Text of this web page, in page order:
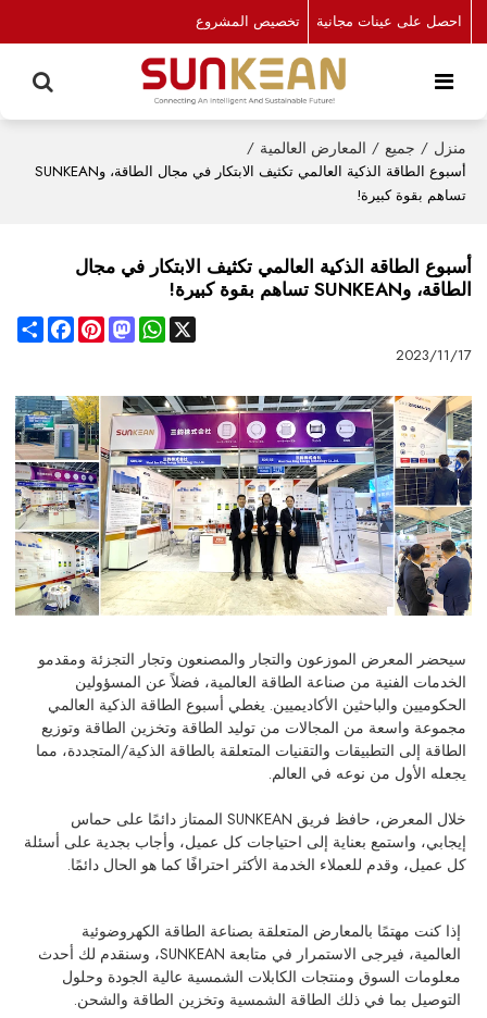
احصل على عينات مجانية تخصيص المشروع
منزل / جميع / المعارض العالمية /
أسبوع الطاقة الذكية العالمي تكثيف الابتكار في مجال الطاقة، وSUNKEAN
تساهم بقوة كبيرة!
أسبوع الطاقة الذكية العالمي تكثيف الابتكار في مجال
الطاقة، وSUNKEAN تساهم بقوة كبيرة!
Share
FacebookPinterestMastodon
WhatsApp
X
2023/11/17
سيحضر المعرض الموزعون والتجار والمصنعون وتجار التجزئة ومقدمو
الخدمات الفنية من صناعة الطاقة العالمية، فضلاً عن المسؤولين
الحكوميين والباحثين الأكاديميين. يغطي أسبوع الطاقة الذكية العالمي
مجموعة واسعة من المجالات من توليد الطاقة وتخزين الطاقة وتوزيع
الطاقة إلى التطبيقات والتقنيات المتعلقة بالطاقة الذكية/المتجددة، مما
يجعله الأول من نوعه في العالم.
خلال المعرض، حافظ فريق SUNKEAN الممتاز دائمًا على حماس
إيجابي، واستمع بعناية إلى احتياجات كل عميل، وأجاب بجدية على أسئلة
كل عميل، وقدم للعملاء الخدمة الأكثر احترافًا كما هو الحال دائمًا.
إذا كنت مهتمًا بالمعارض المتعلقة بصناعة الطاقة الكهروضوئية
العالمية، فيرجى الاستمرار في متابعة SUNKEAN، وسنقدم لك أحدث
معلومات السوق ومنتجات الكابلات الشمسية عالية الجودة وحلول
التوصيل بما في ذلك الطاقة الشمسية وتخزين الطاقة والشحن.